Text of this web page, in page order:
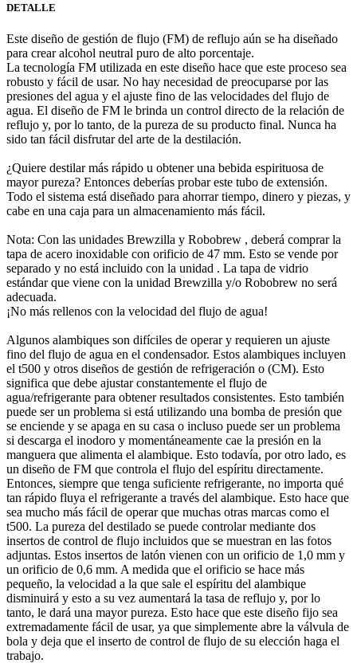
DETALLE
Este diseño de gestión de flujo (FM) de reflujo aún se ha diseñado
para crear alcohol neutral puro de alto porcentaje.
La tecnología FM utilizada en este diseño hace que este proceso sea
robusto y fácil de usar. No hay necesidad de preocuparse por las
presiones del agua y el ajuste fino de las velocidades del flujo de
agua. El diseño de FM le brinda un control directo de la relación de
reflujo y, por lo tanto, de la pureza de su producto final. Nunca ha
sido tan fácil disfrutar del arte de la destilación.
¿Quiere destilar más rápido u obtener una bebida espirituosa de
mayor pureza? Entonces deberías probar este tubo de extensión.
Todo el sistema está diseñado para ahorrar tiempo, dinero y piezas, y
cabe en una caja para un almacenamiento más fácil.
Nota: Con las unidades Brewzilla y Robobrew , deberá comprar la
tapa de acero inoxidable con orificio de 47 mm. Esto se vende por
separado y no está incluido con la unidad . La tapa de vidrio
estándar que viene con la unidad Brewzilla y/o Robobrew no será
adecuada.
¡No más rellenos con la velocidad del flujo de agua!
Algunos alambiques son difíciles de operar y requieren un ajuste
fino del flujo de agua en el condensador. Estos alambiques incluyen
el t500 y otros diseños de gestión de refrigeración o (CM). Esto
significa que debe ajustar constantemente el flujo de
agua/refrigerante para obtener resultados consistentes. Esto también
puede ser un problema si está utilizando una bomba de presión que
se enciende y se apaga en su casa o incluso puede ser un problema
si descarga el inodoro y momentáneamente cae la presión en la
manguera que alimenta el alambique. Esto todavía, por otro lado, es
un diseño de FM que controla el flujo del espíritu directamente.
Entonces, siempre que tenga suficiente refrigerante, no importa qué
tan rápido fluya el refrigerante a través del alambique. Esto hace que
sea mucho más fácil de operar que muchas otras marcas como el
t500. La pureza del destilado se puede controlar mediante dos
insertos de control de flujo incluidos que se muestran en las fotos
adjuntas. Estos insertos de latón vienen con un orificio de 1,0 mm y
un orificio de 0,6 mm. A medida que el orificio se hace más
pequeño, la velocidad a la que sale el espíritu del alambique
disminuirá y esto a su vez aumentará la tasa de reflujo y, por lo
tanto, le dará una mayor pureza. Esto hace que este diseño fijo sea
extremadamente fácil de usar, ya que simplemente abre la válvula de
bola y deja que el inserto de control de flujo de su elección haga el
trabajo.